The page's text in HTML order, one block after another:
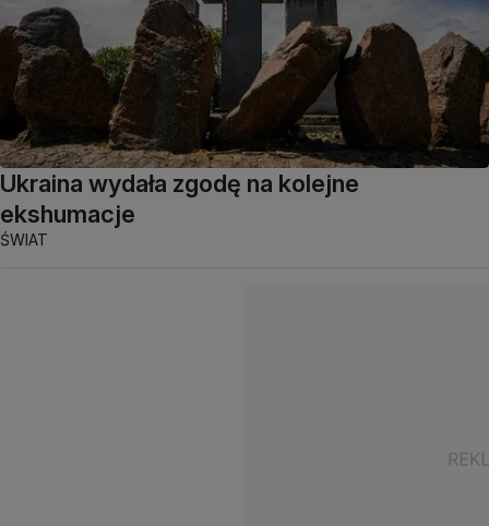
Ukraina wydała zgodę na kolejne
ekshumacje
ŚWIAT